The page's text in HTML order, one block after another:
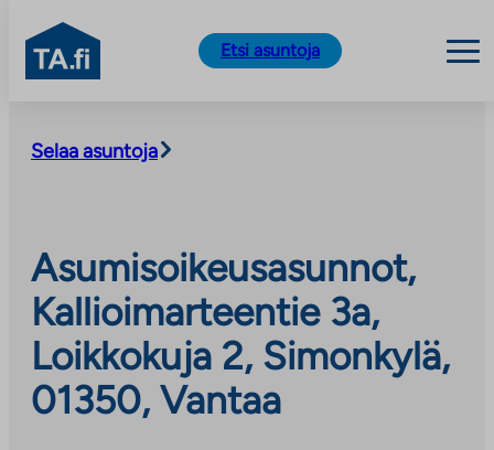
sisältöön
TA.fi
Etsi asuntoja
Selaa asuntoja
Asumisoikeusasunnot,
Kallioimarteentie 3a,
Loikkokuja 2, Simonkylä,
01350, Vantaa